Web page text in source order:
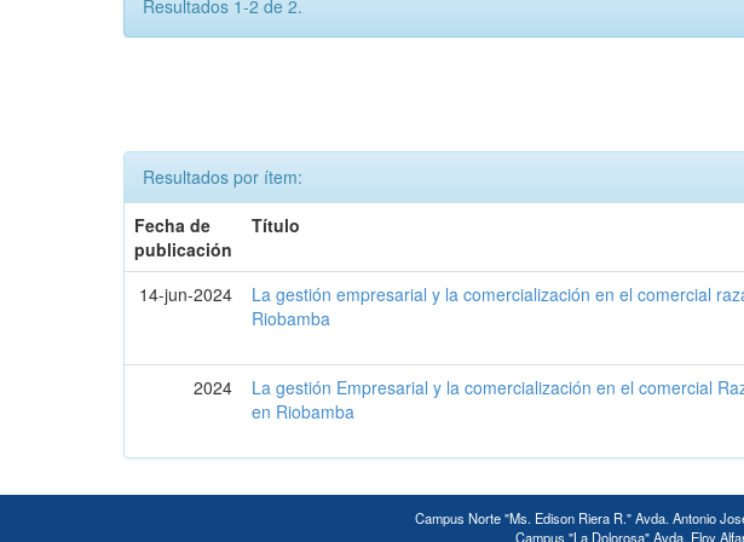
Resultados 1-2 de 2.
Resultados por ítem:
Fecha de
publicación
Título
14-jun-2024
La gestión empresarial y la comercialización en el comercial
Riobamba
2024
La gestión Empresarial y la comercialización en el comercial
en Riobamba
Campus Norte "Ms. Edison Riera R." Avda. Antonio
Campus "La Dolorosa" Avda. Eloy